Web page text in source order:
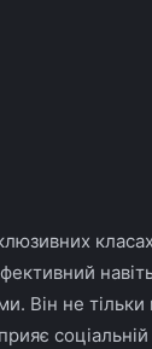
Він не тільки
соціальній